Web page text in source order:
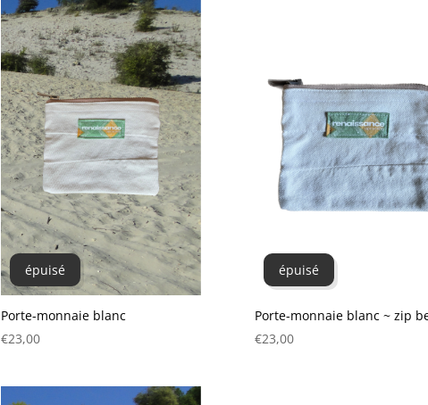
épuisé
Porte-monnaie blanc
€23,00
épuisé
Porte-monnaie blanc ~ zip
€23,00